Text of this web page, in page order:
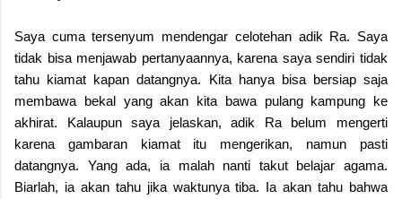
Saya cuma tersenyum mendengar celotehan adik Ra. Saya
tidak bisa menjawab pertanyaannya, karena saya sendiri tidak
tahu kiamat kapan datangnya. Kita hanya bisa bersiap saja
membawa bekal yang akan kita bawa pulang kampung ke
akhirat. Kalaupun saya jelaskan, adik Ra belum mengerti
karena gambaran kiamat itu mengerikan, namun pasti
datangnya. Yang ada, ia malah nanti takut belajar agama.
Biarlah, ia akan tahu jika waktunya tiba. Ia akan tahu bahwa